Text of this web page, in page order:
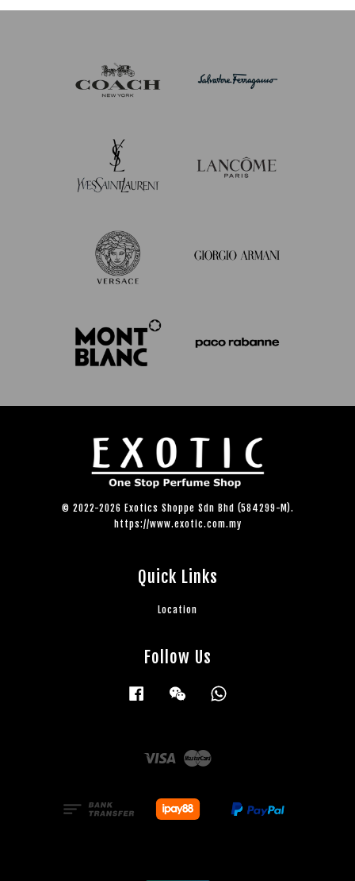
© 2022-2026 Exotics Shoppe Sdn Bhd (584299-M).
https://www.exotic.com.my
Quick Links
Location
Follow Us
Facebook Wechat
Visa